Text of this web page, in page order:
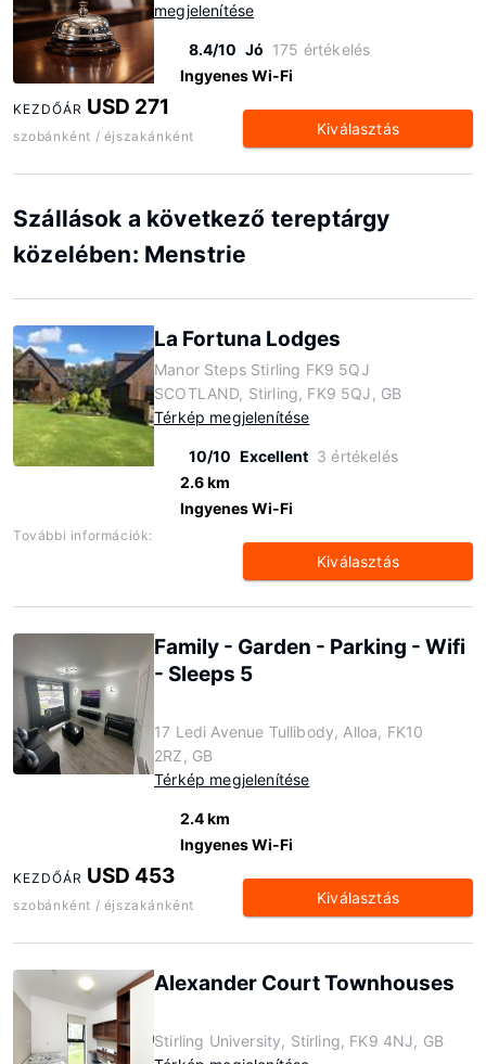
megjelenítése
8.4/10 Jó 175 értékelés
Ingyenes Wi-Fi
KEZDŐÁR USD 271
szobánként / éjszakánként Kiválasztás
Szállások a következő tereptárgy
közelében: Menstrie
La Fortuna Lodges
Manor Steps Stirling FK9 5QJ
SCOTLAND, Stirling, FK9 5QJ, GB
Térkép megjelenítése
10/10 Excellent 3 értékelés
2.6 km
Ingyenes Wi-Fi
További információk:
Kiválasztás
Family - Garden - Parking - Wifi
- Sleeps 5
17 Ledi Avenue Tullibody, Alloa, FK10
2RZ, GB
Térkép megjelenítése
2.4 km
Ingyenes Wi-Fi
KEZDŐÁR USD 453
szobánként / éjszakánként Kiválasztás
Alexander Court Townhouses
Stirling University, Stirling, FK9 4NJ, GB